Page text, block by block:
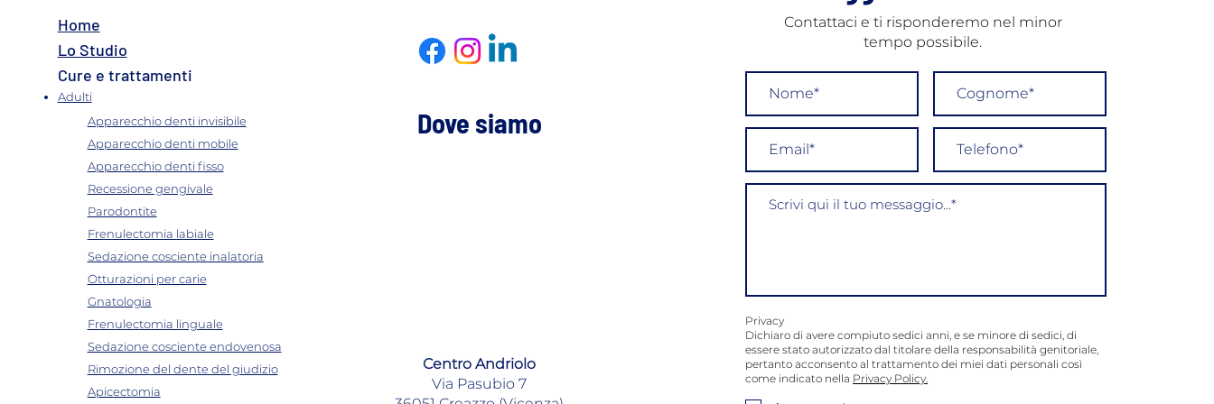
Home
Lo Studio
Cure e trattamenti
Adulti
Apparecchio denti invisibile
Apparecchio denti mobile
Apparecchio denti fisso
Recessione gengivale
Parodontite
Frenulectomia labiale
Sedazione cosciente inalatoria
Otturazioni per carie
Gnatologia
Frenulectomia linguale
Sedazione cosciente endovenosa
Rimozione del dente del giudizio
Apicectomia
Dove siamo
Centro Andriolo
Via Pasubio 7
Contattaci e ti risponderemo nel minor
tempo possibile.
Privacy
Dichiaro di avere compiuto sedici anni, e se minore di sedici, di
essere stato autorizzato dal titolare della responsabilità genitoriale,
pertanto acconsento al trattamento dei miei dati personali così
come indicato nella Privacy Policy.